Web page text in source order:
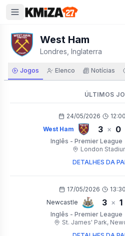
West Ham
Londres, Inglaterra
Jogos Elenco Notícias
ÚLTIMOS
24/05/2026 12:00
West Ham 3 × 0
Inglês - Premier League
London
DETALHES DA
17/05/2026 13:30
Newcastle 3 × 1
Inglês - Premier League
St. James' Park,